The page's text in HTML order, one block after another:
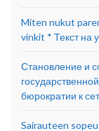
Miten nukut
vinkit * Текст
Становление и
бюрократии к
Sairauteen